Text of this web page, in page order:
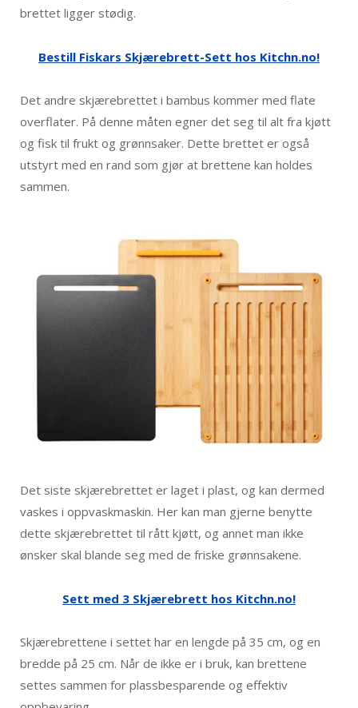
brettet ligger stødig.
Bestill Fiskars Skjærebrett-Sett hos Kitchn.no!
Det andre skjærebrettet i bambus kommer med flate
overflater. På denne måten egner det seg til alt fra kjøtt
og fisk til frukt og grønnsaker. Dette brettet er også
utstyrt med en rand som gjør at brettene kan holdes
sammen.
Det siste skjærebrettet er laget i plast, og kan dermed
vaskes i oppvaskmaskin. Her kan man gjerne benytte
dette skjærebrettet til rått kjøtt, og annet man ikke
ønsker skal blande seg med de friske grønnsakene.
Sett med 3 Skjærebrett hos Kitchn.no!
Skjærebrettene i settet har en lengde på 35 cm, og en
bredde på 25 cm. Når de ikke er i bruk, kan brettene
settes sammen for plassbesparende og effektiv